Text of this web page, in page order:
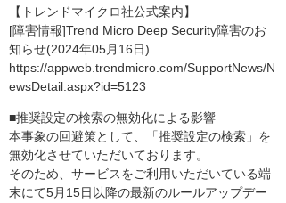
【トレンドマイクロ社公式案内】
[障害情報]Trend Micro Deep Security障害のお
知らせ(2024年05月16日)
https://appweb.trendmicro.com/SupportNews/N
ewsDetail.aspx?id=5123
■推奨設定の検索の無効化による影響
本事象の回避策として、「推奨設定の検索」を
無効化させていただいております。
そのため、サービスをご利用いただいている端
末にて5月15日以降の最新のルールアップデー